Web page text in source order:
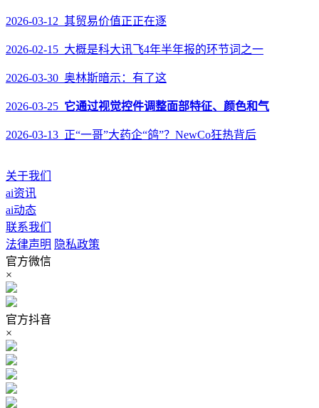
2026-03-12 其贸易价值正正在逐
2026-02-15 大概是科大讯飞4年半年报的环节词之一
2026-03-30 奥林斯暗示：有了这
2026-03-25 它通过视觉控件调整面部特征、颜色和气
2026-03-13 正“一哥”大药企“鸽”？NewCo狂热背后
关于我们
ai资讯
ai动态
联系我们
法律声明 隐私政策
官方微信
×
官方抖音
×